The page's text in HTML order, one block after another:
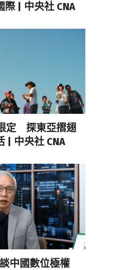
| 中央社 CNA
定 探東亞摺翅
| 中央社 CNA
談中國數位極權